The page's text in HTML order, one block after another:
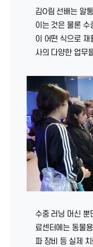
김O림 선배는 알
이는 것은 물론 수
이 어떤 식으로 재
사의 다양한 업무
수중 러닝 머신 뿐
료센터에는 동물
파 장비 등 실제